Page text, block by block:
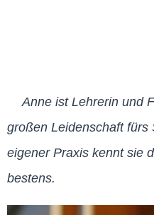
Anne ist Lehrerin und
großen Leidenschaft fürs
eigener Praxis kennt sie
bestens.